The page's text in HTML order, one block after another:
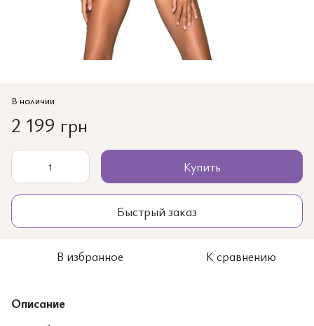
В наличии
2 199 грн
Купить
Быстрый заказ
В избранное К сравнению
Описание